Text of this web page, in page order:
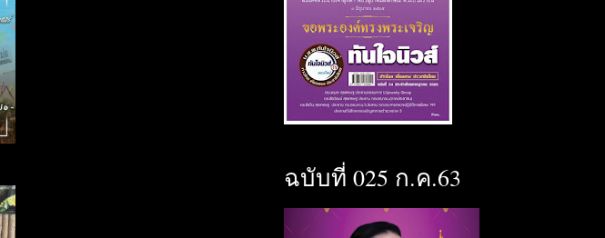
ฉบับที่ 025 ก.ค.63